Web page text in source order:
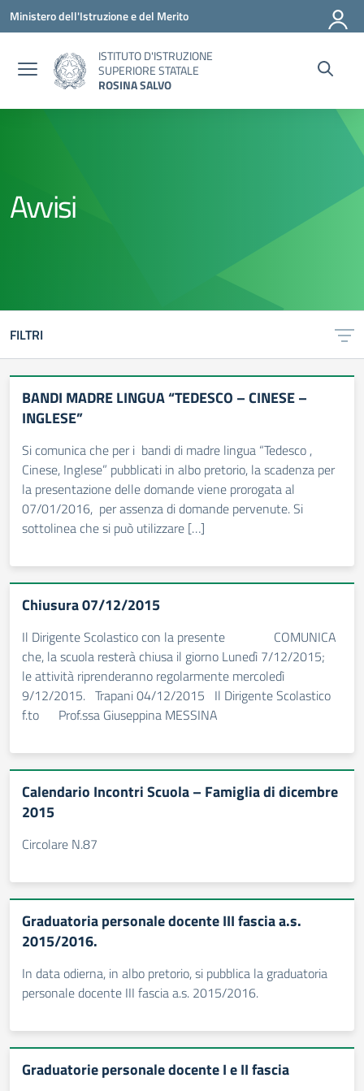
Vai ai contenuti
Vai al menu di navigazione
Vai al footer
Ministero dell'Istruzione e del Merito
ISTITUTO D'ISTRUZIONE
SUPERIORE STATALE
ROSINA SALVO
Avvisi
FILTRI
BANDI MADRE LINGUA “TEDESCO – CINESE –
INGLESE”
Si comunica che per i bandi di madre lingua “Tedesco ,
Cinese, Inglese” pubblicati in albo pretorio, la scadenza per
la presentazione delle domande viene prorogata al
07/01/2016, per assenza di domande pervenute. Si
sottolinea che si può utilizzare […]
Chiusura 07/12/2015
Il Dirigente Scolastico con la presente COMUNICA
che, la scuola resterà chiusa il giorno Lunedì 7/12/2015;
le attività riprenderanno regolarmente mercoledì
9/12/2015. Trapani 04/12/2015 Il Dirigente Scolastico
f.to Prof.ssa Giuseppina MESSINA
Calendario Incontri Scuola – Famiglia di dicembre
2015
Circolare N.87
Graduatoria personale docente III fascia a.s.
2015/2016.
In data odierna, in albo pretorio, si pubblica la graduatoria
personale docente III fascia a.s. 2015/2016.
Graduatorie personale docente I e II fascia